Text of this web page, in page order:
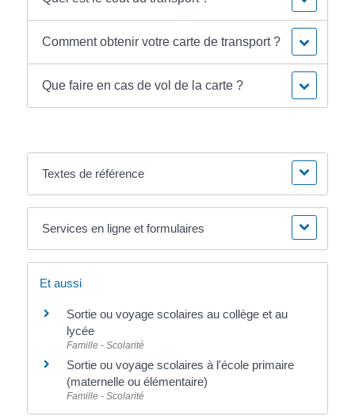
Comment obtenir votre carte de transport ?
Que faire en cas de vol de la carte ?
Textes de référence
Services en ligne et formulaires
Et aussi
Sortie ou voyage scolaires au collège et au
lycée
Famille - Scolarité
Sortie ou voyage scolaires à l'école primaire
(maternelle ou élémentaire)
Famille - Scolarité